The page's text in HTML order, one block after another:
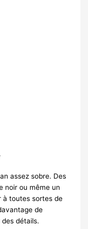
assez sobre. Des
noir ou même un
à toutes sortes de
de
détails.